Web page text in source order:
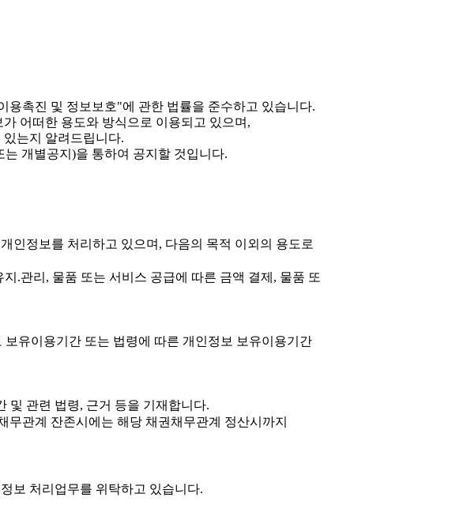
촉진 및 정보보호"에 관한 법률을 준수하고 있습니다.
어떠한 용도와 방식으로 이용되고 있으며,
는지 알려드립니다.
개별공지)을 통하여 공지할 것입니다.
인정보를 처리하고 있으며, 다음의 목적 이외의 용도로
.관리, 물품 또는 서비스 공급에 따른 금액 결제, 물품 또
유이용기간 또는 법령에 따른 개인정보 보유이용기간
및 관련 법령, 근거 등을 기재합니다.
관계 잔존시에는 해당 채권채무관계 정산시까지
보 처리업무를 위탁하고 있습니다.